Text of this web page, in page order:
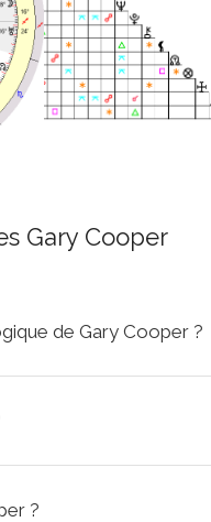
Gary Cooper
de Gary Cooper ?
?